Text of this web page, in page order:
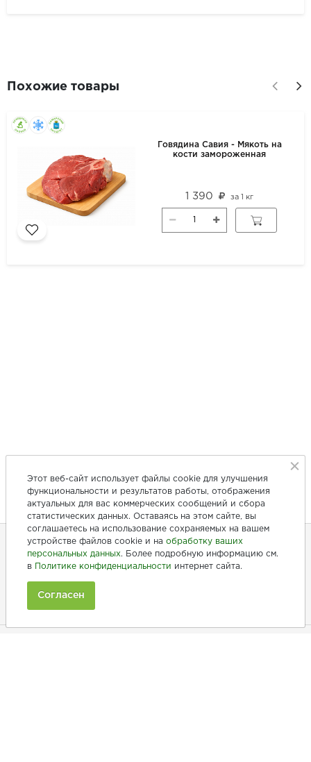
Похожие товары
Говядина Савия - Мякоть на
кости замороженная
1 390 за1 кг
+7 (846) 275-20-10
+7 (902) 375-20-10
Этот веб-сайт использует файлы cookie для улучшения
функциональности и результатов работы, отображения
актуальных для вас коммерческих сообщений и сбора
статистических данных. Оставаясь на этом сайте, вы
соглашаетесь на использование сохраняемых на вашем
устройстве файлов cookie и на обработку ваших
персональных данных. Более подробную информацию см.
в
Политике конфиденциальности интернет сайта.
Согласен